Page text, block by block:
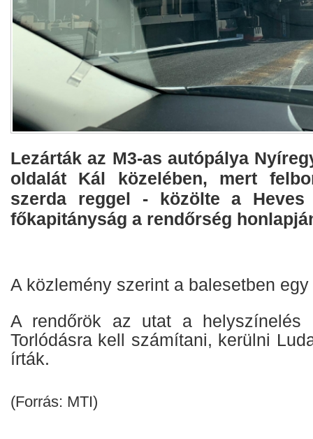
Lezárták az M3-as autópálya
oldalát Kál közelében, mert
szerda reggel - közölte a Heves
főkapitányság a rendőrség
A közlemény szerint a balesetben
A rendőrök az utat a helyszínelés
Torlódásra kell számítani, kerülni
írták.
(Forrás: MTI)